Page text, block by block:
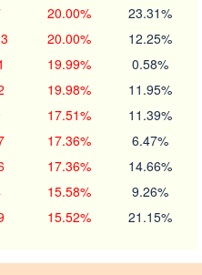
20.00% 23.31%
20.00% 12.25%
19.99% 0.58%
19.98% 11.95%
17.51% 11.39%
17.36% 6.47%
17.36% 14.66%
15.58% 9.26%
15.52% 21.15%